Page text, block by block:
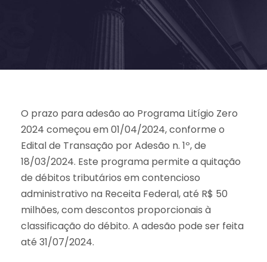
O prazo para adesão ao Programa Litígio Zero
2024 começou em 01/04/2024, conforme o
Edital de Transação por Adesão n. 1º, de
18/03/2024. Este programa permite a quitação
de débitos tributários em contencioso
administrativo na Receita Federal, até R$ 50
milhões, com descontos proporcionais à
classificação do débito. A adesão pode ser feita
até 31/07/2024.